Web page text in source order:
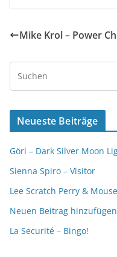
Mike Krol – Power
Neueste Beiträge
Görl – Dark Silver Moon
Sienna Spiro – Visitor
Lee Scratch Perry &
Neuen Beitrag hinzufügen
La Securité – Bingo!